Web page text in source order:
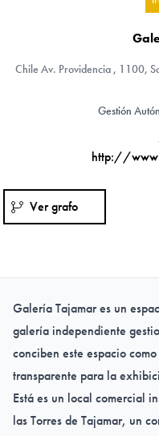
Chile Av. Providencia , 1100,
Gestión
http://
Ver grafo
Galería Tajamar es un
galería independiente
conciben este espacio
transparente para la
Está es un local comercial
las Torres de Tajamar, un